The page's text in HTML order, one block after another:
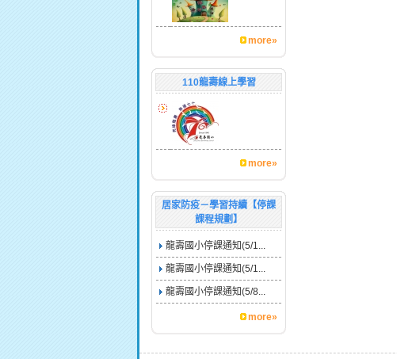
more»
110龍壽線上學習
more»
居家防疫－學習持續【停課
課程規劃】
龍壽國小停課通知(5/1...
龍壽國小停課通知(5/1...
龍壽國小停課通知(5/8...
more»